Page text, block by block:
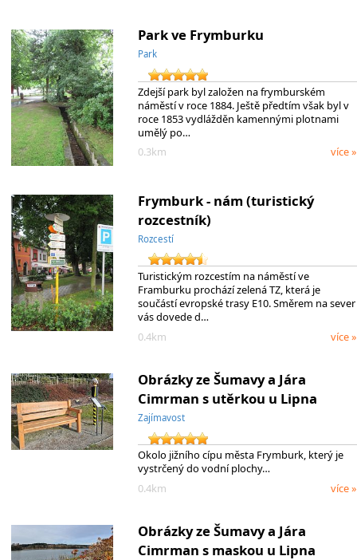
Park ve Frymburku
Park
Zdejší park byl založen na frymburském
náměstí v roce 1884. Ještě předtím však byl v
roce 1853 vydlážděn kamennými plotnami
umělý po…
0.3km
více »
Frymburk - nám (turistický
rozcestník)
Rozcestí
Turistickým rozcestím na náměstí ve
Framburku prochází zelená TZ, která je
součástí evropské trasy E10. Směrem na sever
vás dovede d…
0.4km
více »
Obrázky ze Šumavy a Jára
Cimrman s utěrkou u Lipna
Zajímavost
Okolo jižního cípu města Frymburk, který je
vystrčený do vodní plochy…
0.4km
více »
Obrázky ze Šumavy a Jára
Cimrman s maskou u Lipna